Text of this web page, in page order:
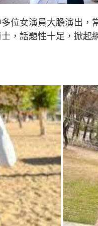
位女演員大膽演出，
，話題性十足，掀起